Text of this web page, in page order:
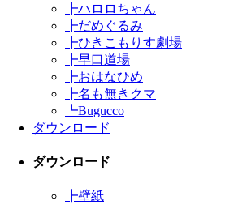
┣ハロロちゃん
┣だめぐるみ
┣ひきこもりす劇場
┣早口道場
┣おはなひめ
┣名も無きクマ
┗Bugucco
ダウンロード
ダウンロード
┣壁紙